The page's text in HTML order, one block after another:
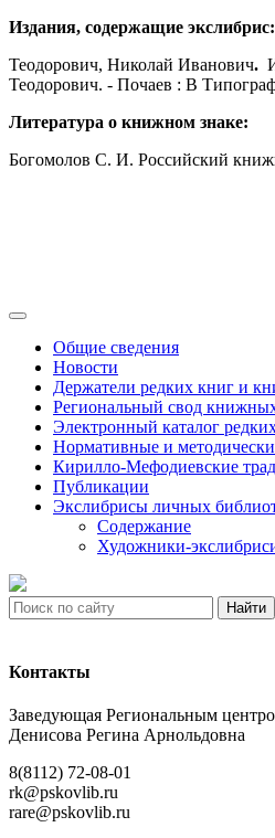
Издания, содержащие экслибрис:
Теодорович, Николай Иванович.
Теодорович. - Почаев : В
Литература о книжном знаке:
Богомолов С. И. Российский
Общие сведения
Новости
Держатели редких книг и
Региональный свод
Электронный каталог
Нормативные и
Кирилло-Мефодиевские
Публикации
Экслибрисы личных
Содержание
Художники-
Найти
Контакты
Заведующая Региональным
Денисова Регина Арнольдовна
8(8112) 72-08-01
rk@pskovlib.ru
rare@pskovlib.ru